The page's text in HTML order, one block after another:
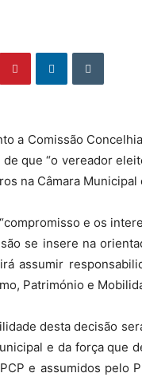
a Comissão
que “o vereador
na Câmara Municipal
e os
se insere na
assumir
Património e
desta decisão
e da força que
e assumidos pelo